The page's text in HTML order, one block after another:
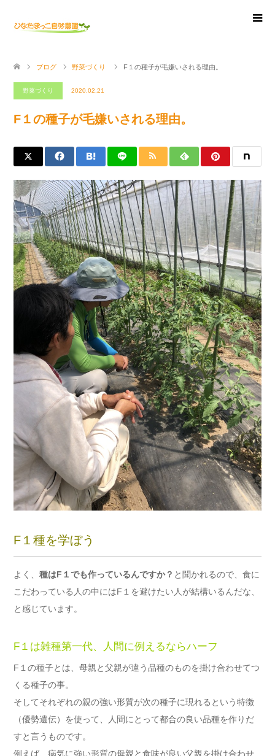
ブログ 野菜づくり F１の種子が毛嫌いされる理由。
野菜づくり 2020.02.21
F１の種子が毛嫌いされる理由。
F１種を学ぼう
よく、 種はF１でも作っているんですか？ と聞かれるので、食に
こだわっている人の中にはF１を避けたい人が結構いるんだな、
と感じています。
F１は雑種第一代、人間に例えるならハーフ
F１の種子とは、母親と父親が違う品種のものを掛け合わせてつ
くる種子の事。
そしてそれぞれの親の強い形質が次の種子に現れるという特徴
（優勢遺伝）を使って、人間にとって都合の良い品種を作りだ
すと言うものです。
例えば、病気に強い形質の母親と食味が良い父親を掛け合わせ